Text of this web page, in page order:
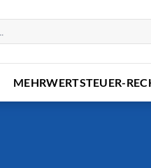
MEHRWERTSTEUER-